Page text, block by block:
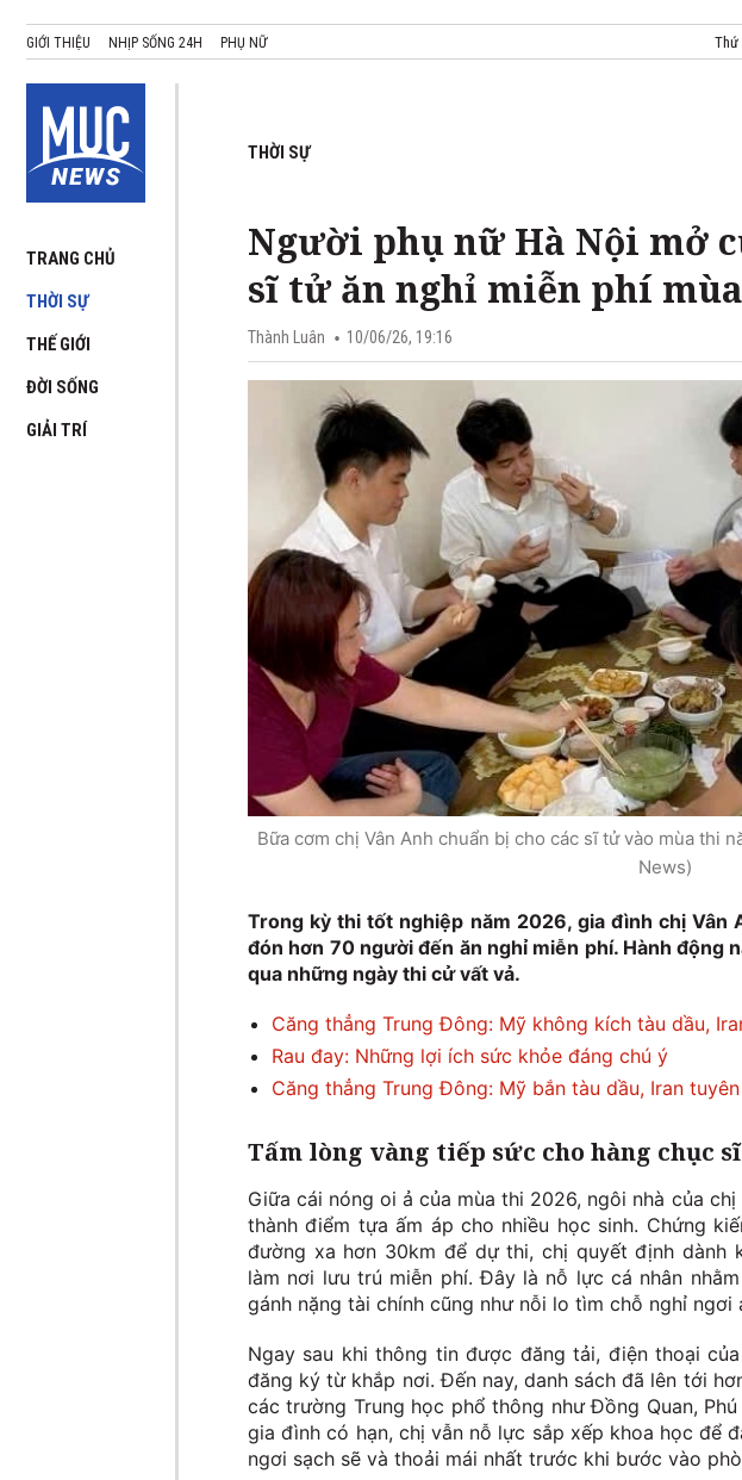
GIỚI THIỆU NHỊP SỐNG 24H PHỤ NỮ Thứ
TRANG CHỦ
THỜI SỰ
THẾ GIỚI
ĐỜI SỐNG
GIẢI TRÍ
THỜI SỰ
Người phụ nữ Hà Nội mở
sĩ tử ăn nghỉ miễn phí
Thành Luân 10/06/26, 19:16
Bữa cơm chị Vân Anh chuẩn bị cho các sĩ tử vào mùa thi
News)
Trong kỳ thi tốt nghiệp năm 2026, gia đình chị Vân
đón hơn 70 người đến ăn nghỉ miễn phí. Hành động
qua những ngày thi cử vất vả.
Căng thẳng Trung Đông: Mỹ không kích tàu dầu,
Rau đay: Những lợi ích sức khỏe đáng chú ý
Căng thẳng Trung Đông: Mỹ bắn tàu dầu, Iran
Tấm lòng vàng tiếp sức cho hàng chục
Giữa cái nóng oi ả của mùa thi 2026, ngôi nhà của
thành điểm tựa ấm áp cho nhiều học sinh. Chứng
đường xa hơn 30km để dự thi, chị quyết định dành
làm nơi lưu trú miễn phí. Đây là nỗ lực cá nhân
gánh nặng tài chính cũng như nỗi lo tìm chỗ nghỉ ngơi
Ngay sau khi thông tin được đăng tải, điện thoại
đăng ký từ khắp nơi. Đến nay, danh sách đã lên tới
các trường Trung học phổ thông như Đồng Quan,
gia đình có hạn, chị vẫn nỗ lực sắp xếp khoa học để
ngơi sạch sẽ và thoải mái nhất trước khi bước vào